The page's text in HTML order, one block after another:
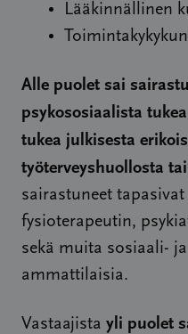
Lääkinnällinen
Alle puolet sai
psykososiaalista
tukea julkisesta
työterveyshuollosta
sairastuneet
fysioterapeutin,
sekä muita sosiaali-
ammattilaisia.
Vastaajista yli puolet